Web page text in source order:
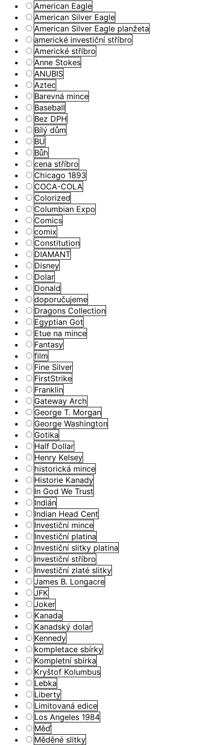
American Eagle
American Silver Eagle
American Silver Eagle planžeta
americké investiční stříbro
Americké stříbro
Anne Stokes
ANUBIS
Aztec
Barevná mince
Baseball
Bez DPH
Bílý dům
BU
Bůh
cena stříbro
Chicago 1893
COCA-COLA
Colorized
Columbian Expo
Comics
comix
Constitution
DIAMANT
Disney
Dolar
Donald
doporučujeme
Dragons Collection
Egyptian Got
Etue na mince
Fantasy
film
Fine Silver
FirstStrike
Franklin
Gateway Arch
George T. Morgan
George Washington
Gotika
Half Dollar
Henry Kelsey
historická mince
Historie Kanady
In God We Trust
Indián
Indian Head Cent
Investiční mince
Investiční platina
Investiční slitky platina
Investiční stříbro
Investiční zlaté slitky
James B. Longacre
JFK
Joker
Kanada
Kanadský dolar
Kennedy
kompletace sbírky
Kompletní sbírka
Kryštof Kolumbus
Lebka
Liberty
Limitovaná edice
Los Angeles 1984
Měď
Měděné slitky